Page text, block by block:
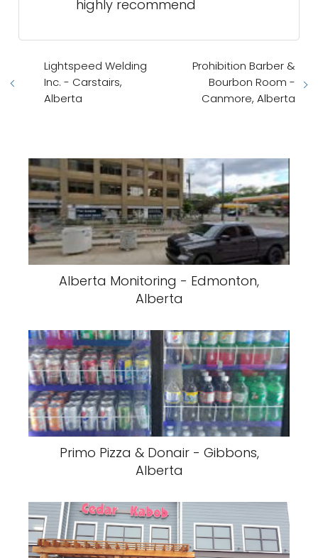
highly recommend
Lightspeed Welding
Inc. - Carstairs,
Alberta
Prohibition Barber &
Bourbon Room -
Canmore, Alberta
Alberta Monitoring - Edmonton,
Alberta
Primo Pizza & Donair - Gibbons,
Alberta